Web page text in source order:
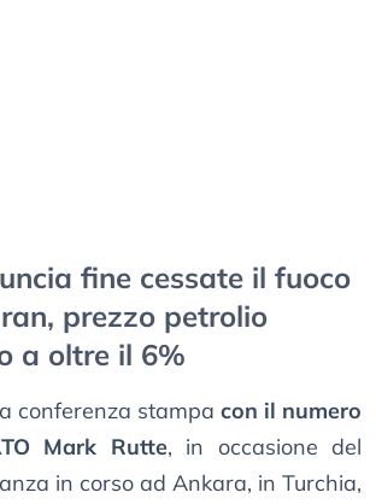
fine cessate il fuoco
prezzo petrolio
a oltre il 6%
conferenza stampa con il numero
Mark Rutte, in occasione del
in corso ad Ankara, in Turchia,